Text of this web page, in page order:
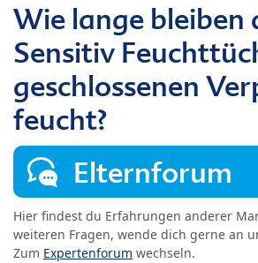
Wie lange bleiben
Sensitiv
geschlossenen
feucht?
Elternforum
Hier findest du Erfahrungen anderer
weiteren Fragen, wende dich gerne an
Zum Expertenforum wechseln.